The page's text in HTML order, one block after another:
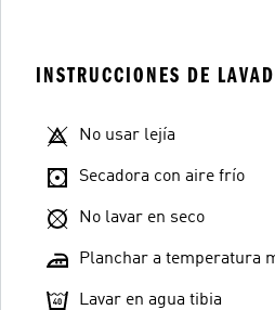
INSTRUCCIONES DE
No usar lejía
Secadora con aire frío
No lavar en seco
Planchar a temperatura
Lavar en agua tibia